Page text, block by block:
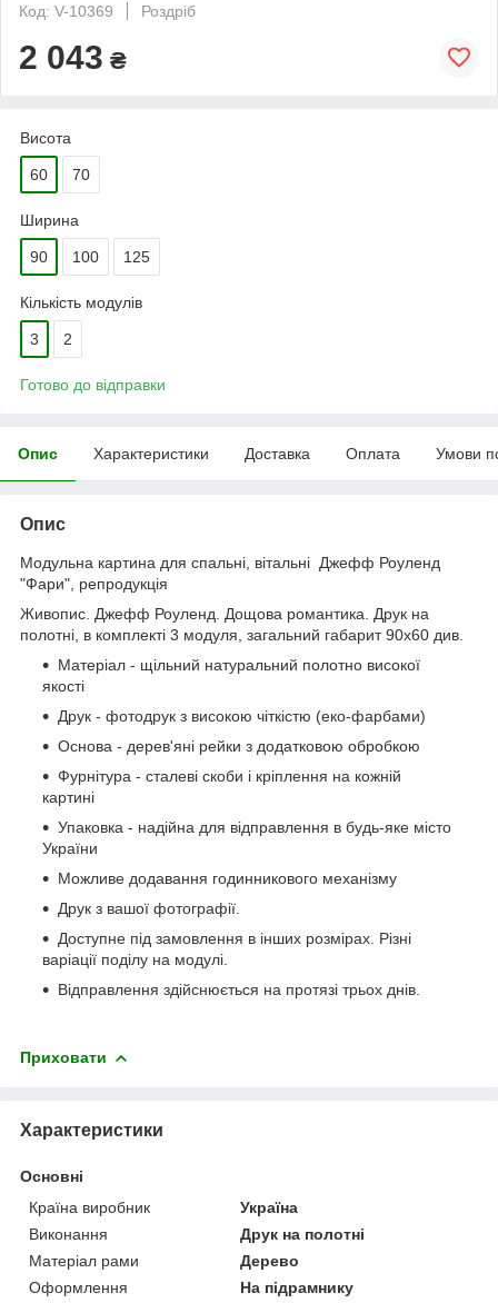
Код: V-10369
Роздріб
2 043 ₴
Висота
60 70
Ширина
90 100 125
Кількість модулів
3 2
Готово до відправки
Опис Характеристики Доставка Оплата Умови
Опис
Модульна картина для спальні, вітальні Джефф Роуленд
"Фари", репродукція
Живопис. Джефф Роуленд. Дощова романтика. Друк на
полотні, в комплекті 3 модуля, загальний габарит 90x60 див.
Матеріал - щільний натуральний полотно високої
якості
Друк - фотодрук з високою чіткістю (еко-фарбами)
Основа - дерев'яні рейки з додатковою обробкою
Фурнітура - сталеві скоби і кріплення на кожній
картині
Упаковка - надійна для відправлення в будь-яке місто
України
Можливе додавання годинникового механізму
Друк з вашої фотографії.
Доступне під замовлення в інших розмірах. Різні
варіації поділу на модулі.
Відправлення здійснюється на протязі трьох днів.
Приховати
Характеристики
Основні
Країна виробник
Україна
Виконання
Друк на полотні
Матеріал рами
Дерево
Оформлення
На підрамнику